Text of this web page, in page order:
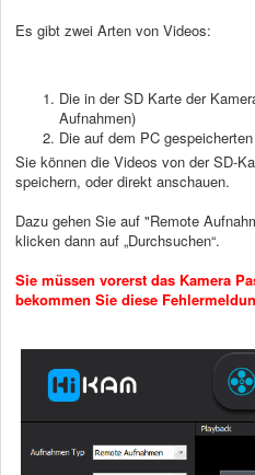
Es gibt zwei Arten von Videos:
Die in der SD Karte der
Aufnahmen)
Die auf dem PC
Sie können die Videos von der SD-
speichern, oder direkt anschauen.
Dazu gehen Sie auf "Remote
klicken dann auf „Durchsuchen“.
Sie müssen vorerst das Kamera
bekommen Sie diese